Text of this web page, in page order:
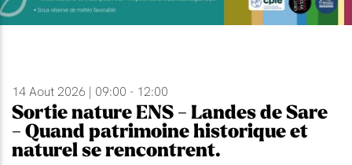
14 Aout 2026 | 09:00 - 12:00
Sortie nature ENS - Landes de Sare
- Quand patrimoine historique et
naturel se rencontrent.